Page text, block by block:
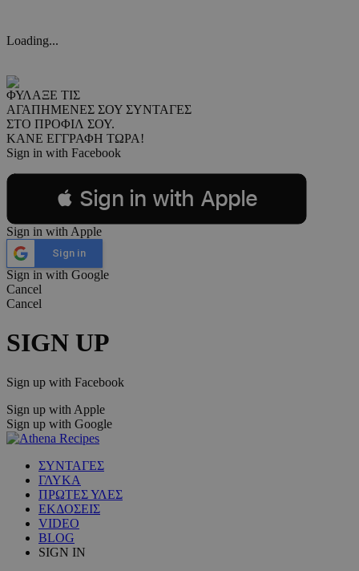
Loading...
ΦΥΛΑΞΕ ΤΙΣ
ΑΓΑΠΗΜΕΝΕΣ ΣΟΥ ΣΥΝΤΑΓΕΣ
ΣΤΟ ΠΡΟΦΙΛ ΣΟΥ.
ΚΑΝΕ ΕΓΓΡΑΦΗ ΤΩΡΑ!
Sign in with Facebook
 Sign in with Apple
Sign in with Apple
Sign in
Sign in with Google
Cancel
Cancel
SIGN UP
Sign up with Facebook
Sign up with Apple
Sign up with Google
ΣΥΝΤΑΓΕΣ
ΓΛΥΚΑ
ΠΡΩΤΕΣ ΥΛΕΣ
ΕΚΔΟΣΕΙΣ
VIDEO
BLOG
SIGN IN